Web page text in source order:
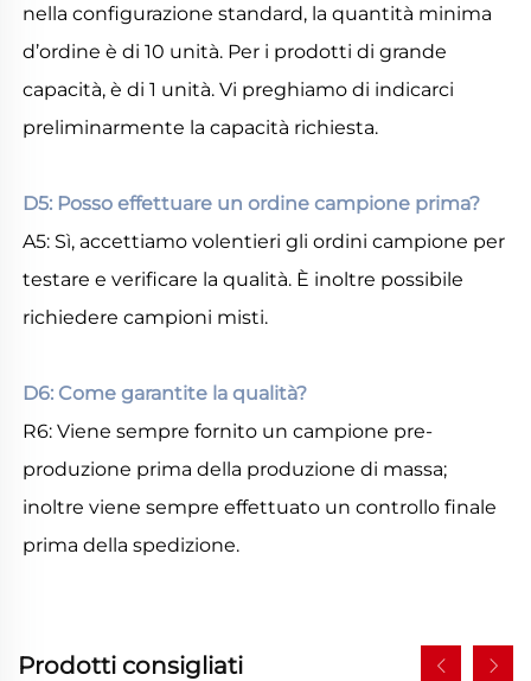
nella configurazione standard, la quantità minima
d’ordine è di 10 unità. Per i prodotti di grande
capacità, è di 1 unità. Vi preghiamo di indicarci
preliminarmente la capacità richiesta.
D5: Posso effettuare un ordine campione prima?
A5: Sì, accettiamo volentieri gli ordini campione per
testare e verificare la qualità. È inoltre possibile
richiedere campioni misti.
D6: Come garantite la qualità?
R6: Viene sempre fornito un campione pre-
produzione prima della produzione di massa;
inoltre viene sempre effettuato un controllo finale
prima della spedizione.
Prodotti consigliati